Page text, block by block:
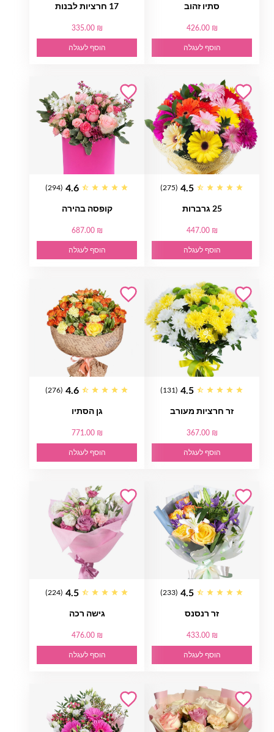
סתיו זהוב
426.00 ₪
הוסף לעגלה
17 חרציות לבנות
335.00 ₪
הוסף לעגלה
4.5
(275)
25 גרברות
447.00 ₪
הוסף לעגלה
4.6
(294)
קופסה בהירה
687.00 ₪
הוסף לעגלה
4.5
(131)
זר חרציות מעורב
367.00 ₪
הוסף לעגלה
4.6
(276)
גן הסתיו
771.00 ₪
הוסף לעגלה
4.5
(233)
זר רנסנס
433.00 ₪
הוסף לעגלה
4.5
(224)
גישה רכה
476.00 ₪
הוסף לעגלה